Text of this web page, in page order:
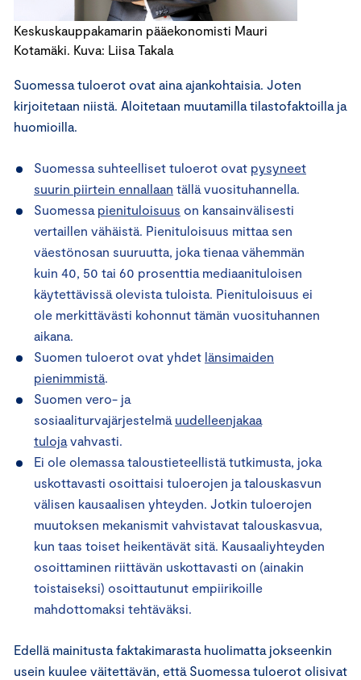
Keskuskauppakamarin pääekonomisti Mauri
Kotamäki. Kuva: Liisa Takala
Suomessa tuloerot ovat aina ajankohtaisia. Joten
kirjoitetaan niistä. Aloitetaan muutamilla tilastofaktoilla ja
huomioilla.
Suomessa suhteelliset tuloerot ovat pysyneet
suurin piirtein ennallaan tällä vuosituhannella.
Suomessa pienituloisuus on kansainvälisesti
vertaillen vähäistä. Pienituloisuus mittaa sen
väestönosan suuruutta, joka tienaa vähemmän
kuin 40, 50 tai 60 prosenttia mediaanituloisen
käytettävissä olevista tuloista. Pienituloisuus ei
ole merkittävästi kohonnut tämän vuosituhannen
aikana.
Suomen tuloerot ovat yhdet länsimaiden
pienimmistä.
Suomen vero- ja
sosiaaliturvajärjestelmä uudelleenjakaa
tuloja vahvasti.
Ei ole olemassa taloustieteellistä tutkimusta, joka
uskottavasti osoittaisi tuloerojen ja talouskasvun
välisen kausaalisen yhteyden. Jotkin tuloerojen
muutoksen mekanismit vahvistavat talouskasvua,
kun taas toiset heikentävät sitä. Kausaaliyhteyden
osoittaminen riittävän uskottavasti on (ainakin
toistaiseksi) osoittautunut empiirikoille
mahdottomaksi tehtäväksi.
Edellä mainitusta faktakimarasta huolimatta jokseenkin
usein kuulee väitettävän, että Suomessa tuloerot olisivat